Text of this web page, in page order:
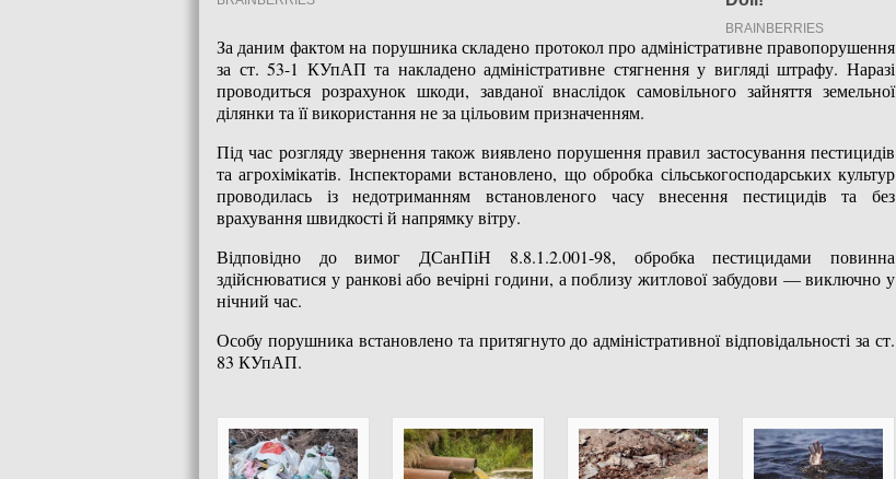
За даним фактом на порушника складено протокол про адміністративне правопорушення
за ст. 53-1 КУпАП та накладено адміністративне стягнення у вигляді штрафу. Наразі
проводиться розрахунок шкоди, завданої внаслідок самовільного зайняття земельної
ділянки та її використання не за цільовим призначенням.
Під час розгляду звернення також виявлено порушення правил застосування пестицидів
та агрохімікатів. Інспекторами встановлено, що обробка сільськогосподарських культур
проводилась із недотриманням встановленого часу внесення пестицидів та без
врахування швидкості й напрямку вітру.
Відповідно до вимог ДСанПіН 8.8.1.2.001-98, обробка пестицидами повинна
здійснюватися у ранкові або вечірні години, а поблизу житлової забудови — виключно у
нічний час.
Особу порушника встановлено та притягнуто до адміністративної відповідальності за ст.
83 КУпАП.